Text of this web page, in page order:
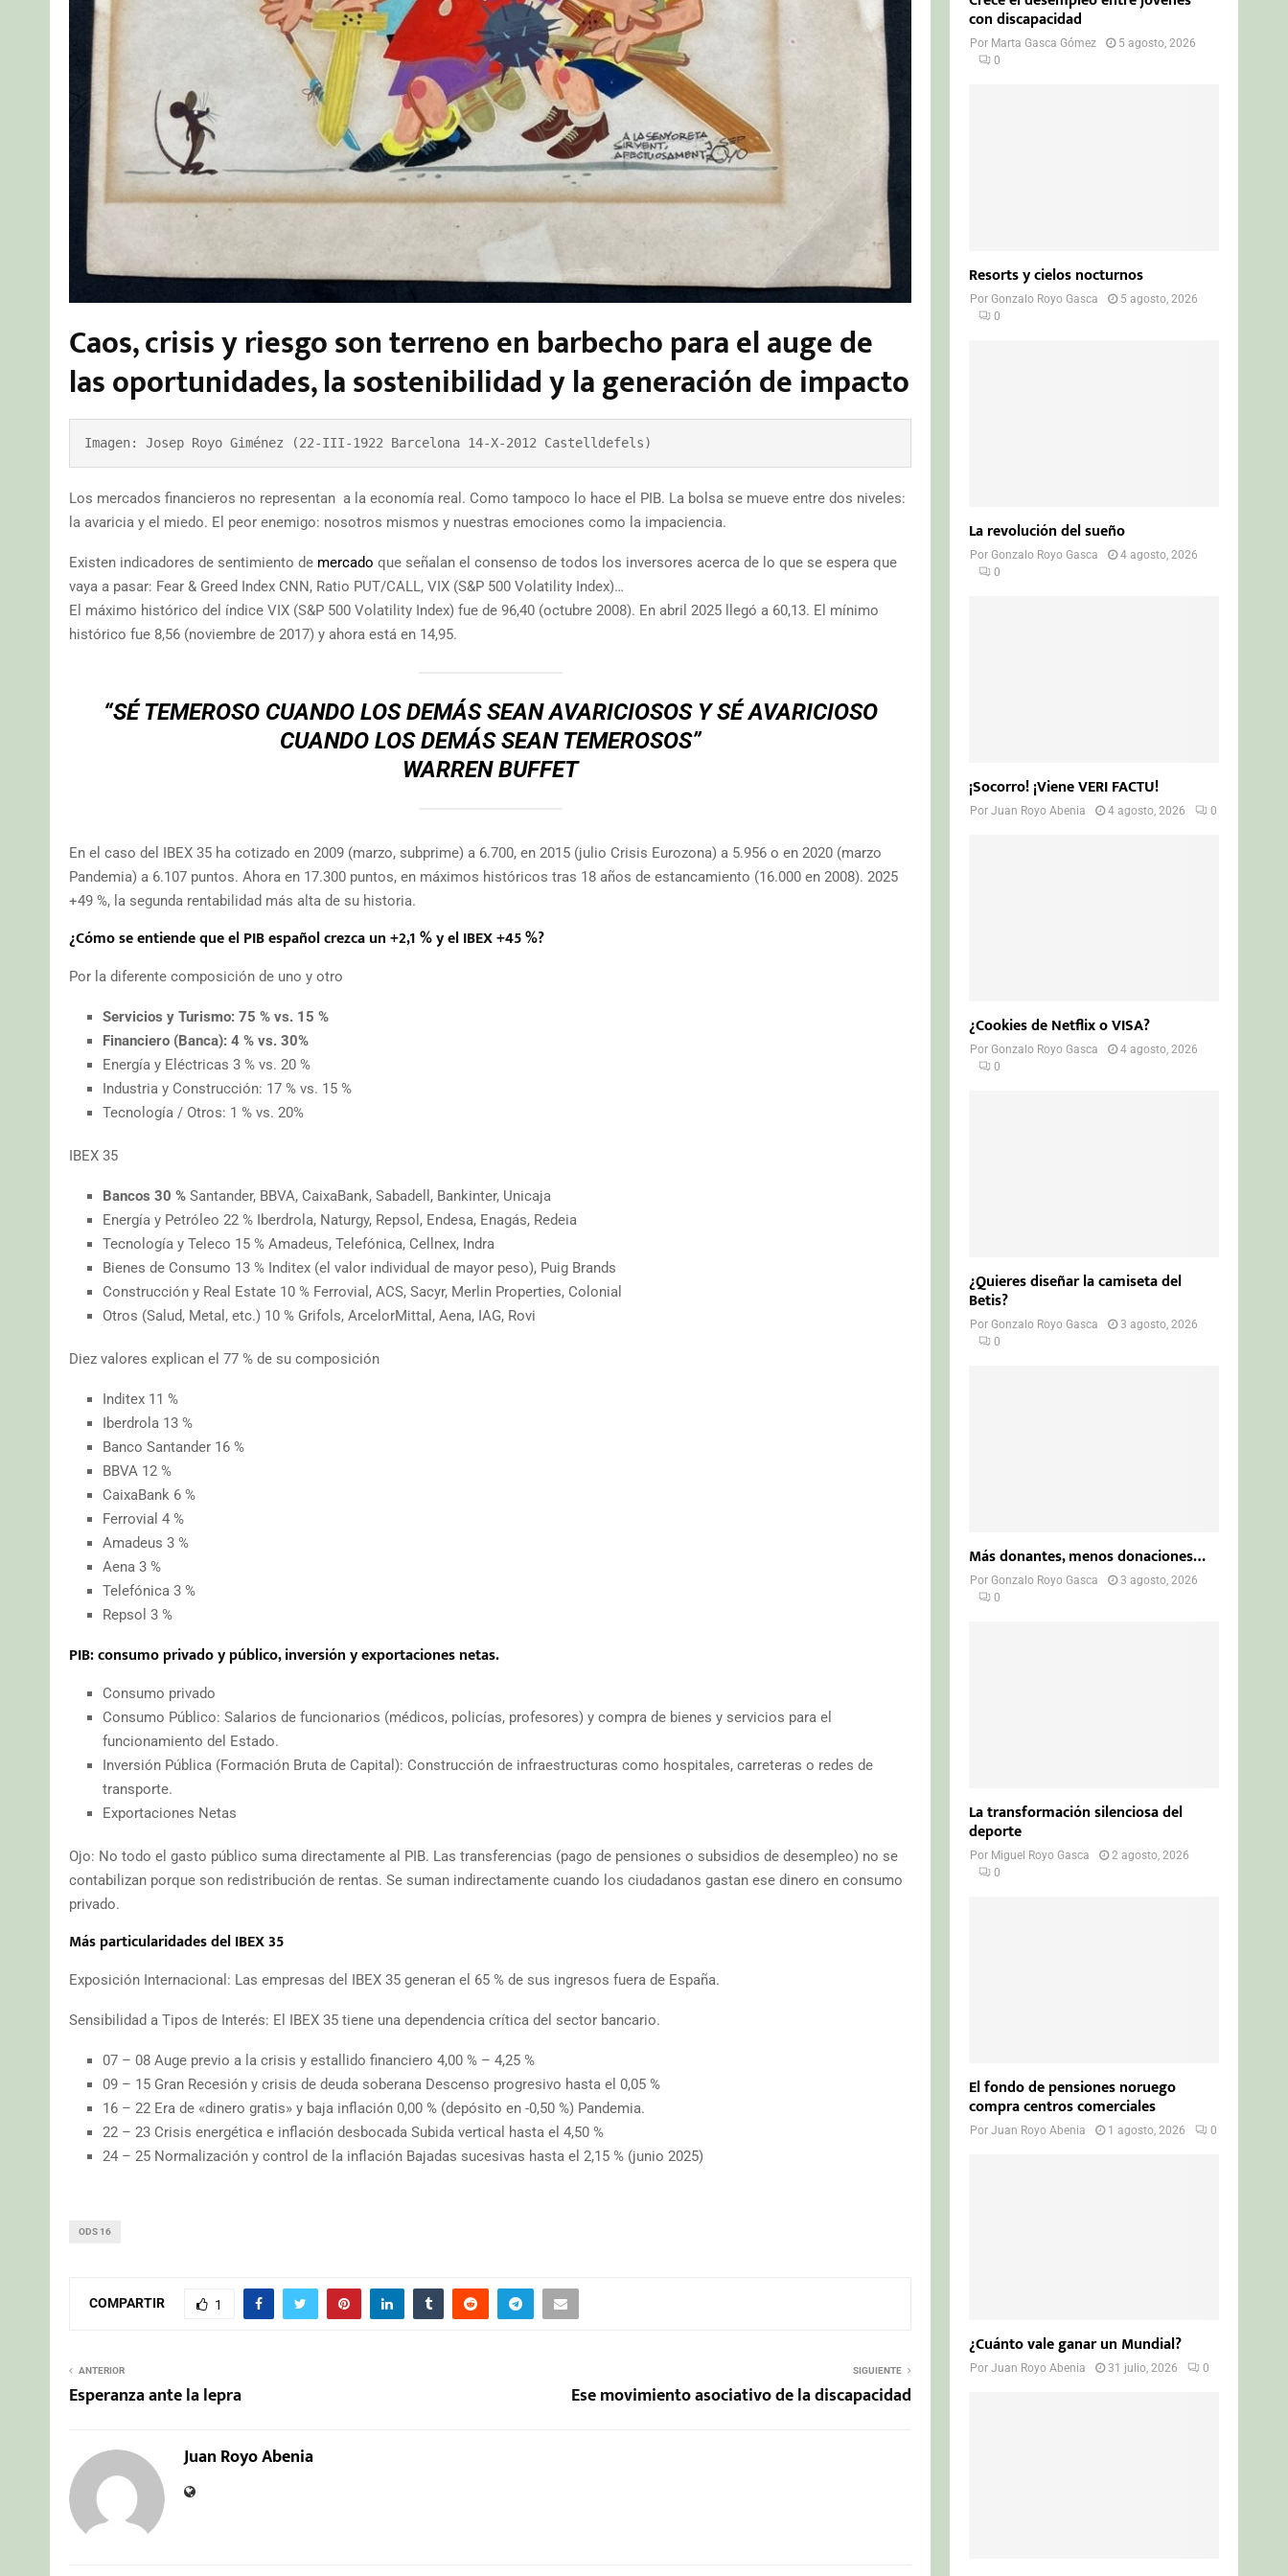
Caos, crisis y riesgo son terreno en barbecho para el auge de
las oportunidades, la sostenibilidad y la generación de impacto
Imagen: Josep Royo Giménez (22-III-1922 Barcelona 14-X-2012 Castelldefels)
Los mercados financieros no representan a la economía real. Como tampoco lo hace el PIB. La bolsa se mueve entre dos niveles:
la avaricia y el miedo. El peor enemigo: nosotros mismos y nuestras emociones como la impaciencia.
Existen indicadores de sentimiento de mercado que señalan el consenso de todos los inversores acerca de lo que se espera que
vaya a pasar: Fear & Greed Index CNN, Ratio PUT/CALL, VIX (S&P 500 Volatility Index)…
El máximo histórico del índice VIX (S&P 500 Volatility Index) fue de 96,40 (octubre 2008). En abril 2025 llegó a 60,13. El mínimo
histórico fue 8,56 (noviembre de 2017) y ahora está en 14,95.
“SÉ TEMEROSO CUANDO LOS DEMÁS SEAN AVARICIOSOS Y SÉ AVARICIOSO
CUANDO LOS DEMÁS SEAN TEMEROSOS”
WARREN BUFFET
En el caso del IBEX 35 ha cotizado en 2009 (marzo, subprime) a 6.700, en 2015 (julio Crisis Eurozona) a 5.956 o en 2020 (marzo
Pandemia) a 6.107 puntos. Ahora en 17.300 puntos, en máximos históricos tras 18 años de estancamiento (16.000 en 2008). 2025
+49 %, la segunda rentabilidad más alta de su historia.
¿Cómo se entiende que el PIB español crezca un +2,1 % y el IBEX +45 %?
Por la diferente composición de uno y otro
Servicios y Turismo: 75 % vs. 15 %
Financiero (Banca): 4 % vs. 30%
Energía y Eléctricas 3 % vs. 20 %
Industria y Construcción: 17 % vs. 15 %
Tecnología / Otros: 1 % vs. 20%
IBEX 35
Bancos 30 % Santander, BBVA, CaixaBank, Sabadell, Bankinter, Unicaja
Energía y Petróleo 22 % Iberdrola, Naturgy, Repsol, Endesa, Enagás, Redeia
Tecnología y Teleco 15 % Amadeus, Telefónica, Cellnex, Indra
Bienes de Consumo 13 % Inditex (el valor individual de mayor peso), Puig Brands
Construcción y Real Estate 10 % Ferrovial, ACS, Sacyr, Merlin Properties, Colonial
Otros (Salud, Metal, etc.) 10 % Grifols, ArcelorMittal, Aena, IAG, Rovi
Diez valores explican el 77 % de su composición
Inditex 11 %
Iberdrola 13 %
Banco Santander 16 %
BBVA 12 %
CaixaBank 6 %
Ferrovial 4 %
Amadeus 3 %
Aena 3 %
Telefónica 3 %
Repsol 3 %
PIB: consumo privado y público, inversión y exportaciones netas.
Consumo privado
Consumo Público: Salarios de funcionarios (médicos, policías, profesores) y compra de bienes y servicios para el
funcionamiento del Estado.
Inversión Pública (Formación Bruta de Capital): Construcción de infraestructuras como hospitales, carreteras o redes de
transporte.
Exportaciones Netas
Ojo: No todo el gasto público suma directamente al PIB. Las transferencias (pago de pensiones o subsidios de desempleo) no se
contabilizan porque son redistribución de rentas. Se suman indirectamente cuando los ciudadanos gastan ese dinero en consumo
privado.
Más particularidades del IBEX 35
Exposición Internacional: Las empresas del IBEX 35 generan el 65 % de sus ingresos fuera de España.
Sensibilidad a Tipos de Interés: El IBEX 35 tiene una dependencia crítica del sector bancario.
07 – 08 Auge previo a la crisis y estallido financiero 4,00 % – 4,25 %
09 – 15 Gran Recesión y crisis de deuda soberana Descenso progresivo hasta el 0,05 %
16 – 22 Era de «dinero gratis» y baja inflación 0,00 % (depósito en -0,50 %) Pandemia.
22 – 23 Crisis energética e inflación desbocada Subida vertical hasta el 4,50 %
24 – 25 Normalización y control de la inflación Bajadas sucesivas hasta el 2,15 % (junio 2025)
ODS 16
COMPARTIR 1
ANTERIOR
Esperanza ante la lepra
SIGUIENTE
Ese movimiento asociativo de la discapacidad
Juan Royo Abenia
con discapacidad
Por Marta Gasca Gómez
5 agosto, 2026
0
Resorts y cielos nocturnos
PorGonzalo Royo Gasca
5 agosto, 2026
0
La revolución del sueño
PorGonzalo Royo Gasca
4 agosto, 2026
0
¡Socorro! ¡Viene VERI FACTU!
PorJuan Royo Abenia 4 agosto, 2026 0
¿Cookies de Netflix o VISA?
PorGonzalo Royo Gasca
4 agosto, 2026
0
¿Quieres diseñar la camiseta del
Betis?
PorGonzalo Royo Gasca
3 agosto, 2026
0
Más donantes, menos donaciones…
PorGonzalo Royo Gasca
3 agosto, 2026
0
La transformación silenciosa del
deporte
Por Miguel Royo Gasca
2 agosto, 2026
0
El fondo de pensiones noruego
compra centros comerciales
PorJuan Royo Abenia 1 agosto, 2026 0
¿Cuánto vale ganar un Mundial?
PorJuan Royo Abenia 31 julio, 2026 0